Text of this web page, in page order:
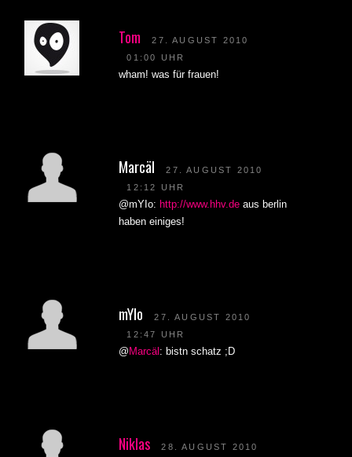
Tom
27. AUGUST 2010
01:00 UHR
wham! was für frauen!
Marcäl
27. AUGUST 2010
12:12 UHR
@mYIo: http://www.hhv.de aus berlin
haben einiges!
mYlo
27. AUGUST 2010
12:47 UHR
@ Marcäl : bistn schatz ;D
Niklas
28. AUGUST 2010